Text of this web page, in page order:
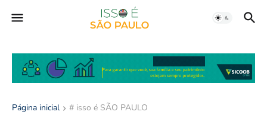
Página inicial # isso é SÃO PAULO